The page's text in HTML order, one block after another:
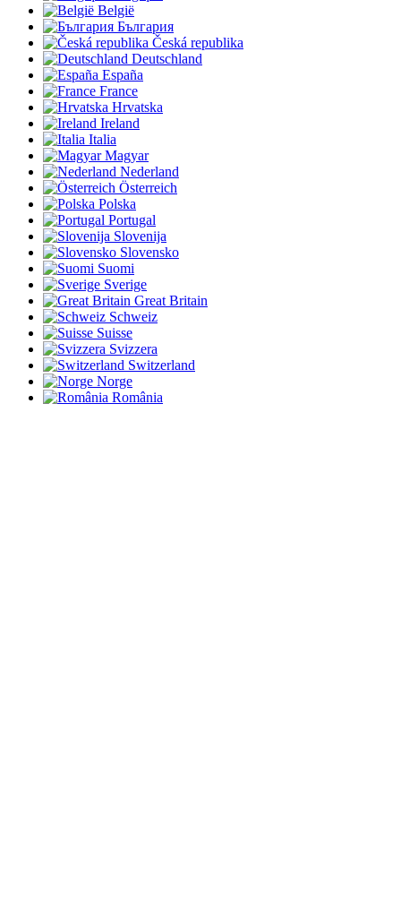
België
България
Česká republika
Deutschland
España
France
Hrvatska
Ireland
Italia
Magyar
Nederland
Österreich
Polska
Portugal
Slovenija
Slovensko
Suomi
Sverige
Great Britain
Schweiz
Suisse
Svizzera
Switzerland
Norge
România